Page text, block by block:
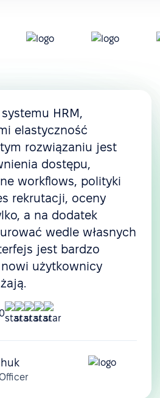
HRM,
elastyczność
tym rozwiązaniu jest
dostępu,
workflows, polityki
rekrutacji, oceny
a na dodatek
wedle własnych
jest bardzo
użytkownicy